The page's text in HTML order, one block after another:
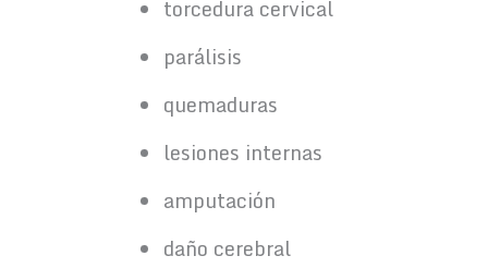
torcedura cervical
parálisis
quemaduras
lesiones internas
amputación
daño cerebral